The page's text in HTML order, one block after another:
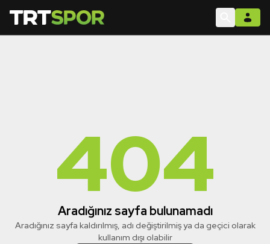
404
Aradığınız sayfa bulunamadı
Aradığınız sayfa kaldırılmış, adı değiştirilmiş ya da geçici olarak
kullanım dışı olabilir